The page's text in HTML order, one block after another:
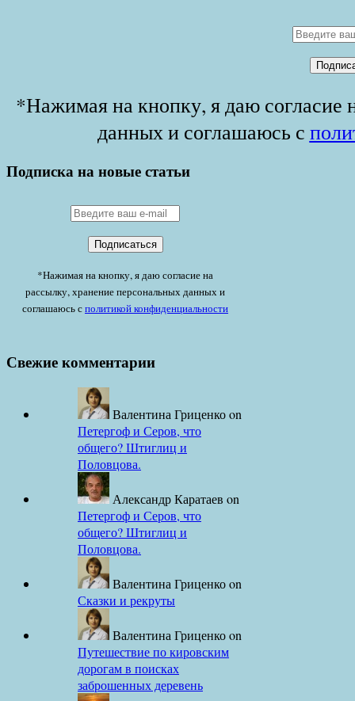
*Нажимая на кнопку, я даю согласие
данных и соглашаюсь с
Подписка на новые статьи
*Нажимая на кнопку, я даю согласие на
рассылку, хранение персональных данных и
соглашаюсь сполитикой конфиденциальности
Свежие комментарии
Валентина Гриценкоon
Петергоф и Серов, что
общего? Штиглиц и
Половцова.
Александр Каратаев on
Петергоф и Серов, что
общего? Штиглиц и
Половцова.
Валентина Гриценкоon
Сказки и рекруты
Валентина Гриценкоon
Путешествие по кировским
дорогам в поисках
заброшенных деревень